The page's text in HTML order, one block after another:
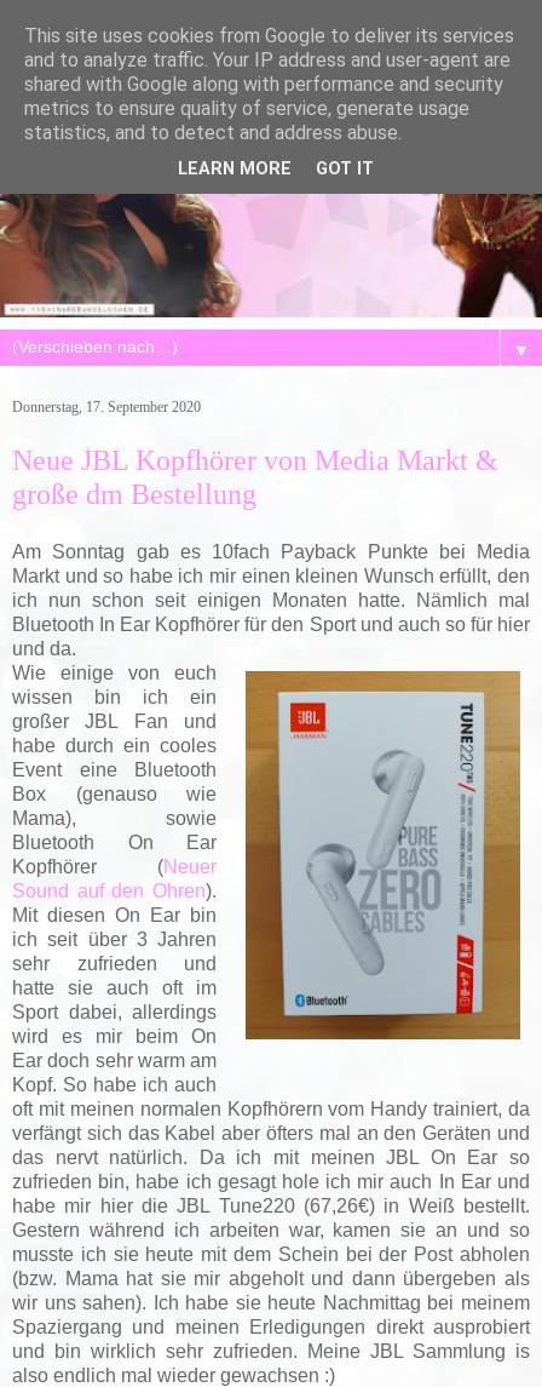
▼
Donnerstag, 17. September 2020
Neue JBL Kopfhörer von Media Markt &
große dm Bestellung
Am Sonntag gab es 10fach Payback Punkte bei Media
Markt und so habe ich mir einen kleinen Wunsch erfüllt, den
ich nun schon seit einigen Monaten hatte. Nämlich mal
Bluetooth In Ear Kopfhörer für den Sport und auch so für hier
und da.
Wie einige von euch
wissen bin ich ein
großer JBL Fan und
habe durch ein cooles
Event eine Bluetooth
Box (genauso wie
Mama), sowie
Bluetooth On Ear
Kopfhörer (Neuer
Sound auf den Ohren).
Mit diesen On Ear bin
ich seit über 3 Jahren
sehr zufrieden und
hatte sie auch oft im
Sport dabei, allerdings
wird es mir beim On
Ear doch sehr warm am
Kopf. So habe ich auch
oft mit meinen normalen Kopfhörern vom Handy trainiert, da
verfängt sich das Kabel aber öfters mal an den Geräten und
das nervt natürlich. Da ich mit meinen JBL On Ear so
zufrieden bin, habe ich gesagt hole ich mir auch In Ear und
habe mir hier die JBL Tune220 (67,26€) in Weiß bestellt.
Gestern während ich arbeiten war, kamen sie an und so
musste ich sie heute mit dem Schein bei der Post abholen
(bzw. Mama hat sie mir abgeholt und dann übergeben als
wir uns sahen). Ich habe sie heute Nachmittag bei meinem
Spaziergang und meinen Erledigungen direkt ausprobiert
und bin wirklich sehr zufrieden. Meine JBL Sammlung is
also endlich mal wieder gewachsen :)
This site uses cookies from Google to deliver its services
and to analyze traffic. Your IP address and user-agent are
shared with Google along with performance and security
metrics to ensure quality of service, generate usage
statistics, and to detect and address abuse.
LEARN MORE GOT IT